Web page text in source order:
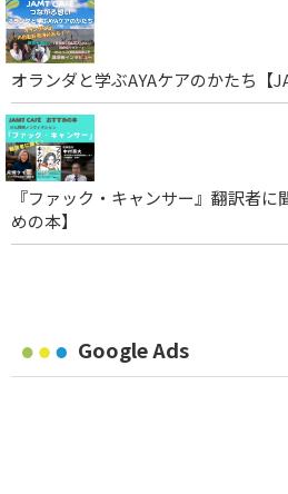
オランダと学ぶAYAケアのかたち【
『ファック・キャンサー』翻訳者
めの本】
Google Ads